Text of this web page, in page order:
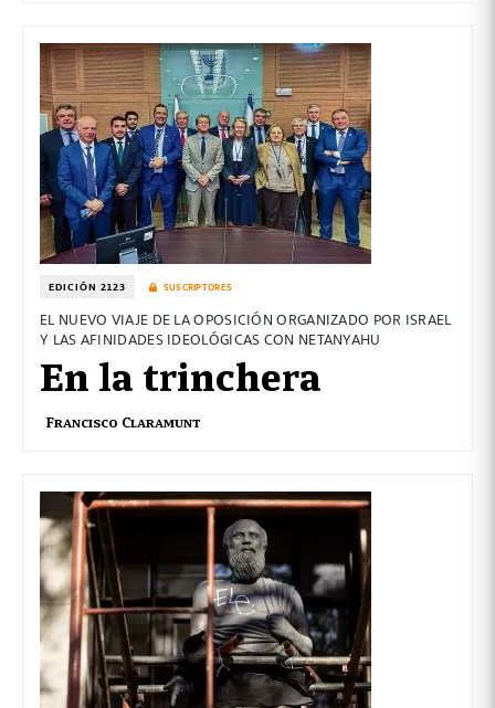
EDICIÓN 2123 SUSCRIPTORES
EL NUEVO VIAJE DE LA OPOSICIÓN ORGANIZADO POR ISRAEL
Y LAS AFINIDADES IDEOLÓGICAS CON NETANYAHU
En la trinchera
Francisco Claramunt